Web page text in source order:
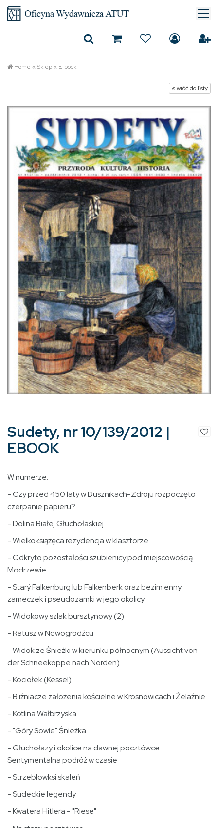
Home «Sklep« E-booki
« wróć do listy
Sudety, nr 10/139/2012 |
EBOOK
W numerze:
- Czy przed 450 laty w Dusznikach-Zdroju rozpoczęto
czerpanie papieru?
- Dolina Białej Głuchołaskiej
- Wielkoksiążęca rezydencja w klasztorze
- Odkryto pozostałości szubienicy pod miejscowością
Modrzewie
- Starý Falkenburg lub Falkenberk oraz bezimienny
zameczek i pseudozamki w jego okolicy
- Widokowy szlak bursztynowy (2)
- Ratusz w Nowogrodźcu
- Widok ze Śnieżki w kierunku północnym (Aussicht von
der Schneekoppe nach Norden)
- Kociołek (Kessel)
- Bliźniacze założenia kościelne w Krosnowicach i Żelaźnie
- Kotlina Wałbrzyska
- "Góry Sowie" Śnieżka
- Głuchołazy i okolice na dawnej pocztówce.
Sentymentalna podróż w czasie
- Strzeblowksi skaleń
- Sudeckie legendy
- Kwatera Hitlera - "Riese"